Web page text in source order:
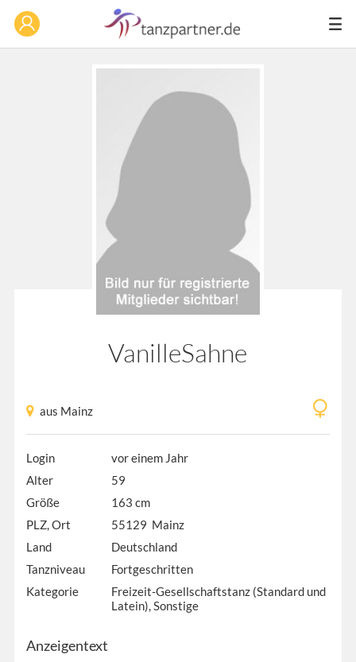
VanilleSahne
aus Mainz
Login
vor einem Jahr
Alter
59
Größe
163 cm
PLZ, Ort
55129 Mainz
Land
Deutschland
Tanzniveau
Fortgeschritten
Kategorie
Freizeit-Gesellschaftstanz (Standard und
Latein), Sonstige
Anzeigentext